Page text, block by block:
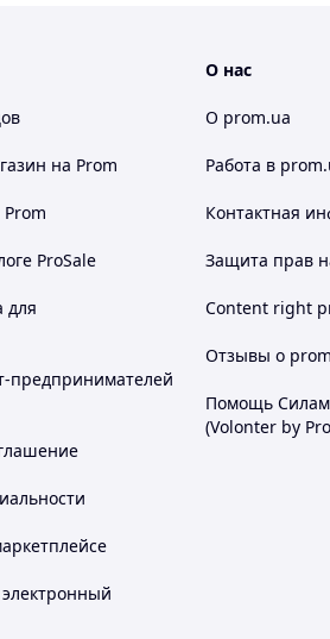
на Prom
ProSale
для
предпринимателей
О нас
О prom.ua
Работа в
Контактная
Защита прав
Content right
Отзывы о
Помощь
(Volonter by